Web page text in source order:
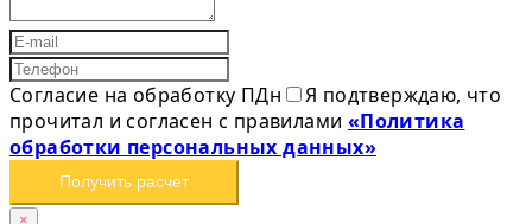
Согласие на обработку ПДн
Я подтверждаю, что
прочитал и согласен с правилами «Политика
обработки персональных данных»
Получить расчет
×